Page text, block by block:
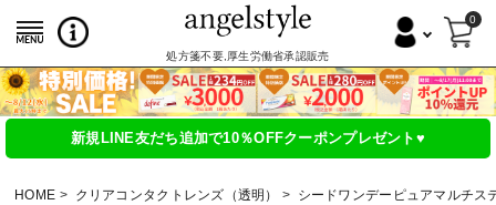
処方箋不要,厚生労働省承認販売
0
新規LINE友だち追加で10％OFFクーポンプレゼント♥
HOME クリアコンタクトレンズ（透明） シードワンデーピュアマルチス